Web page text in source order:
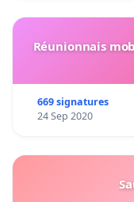
Réunionnais
669 signatures
24 Sep 2020